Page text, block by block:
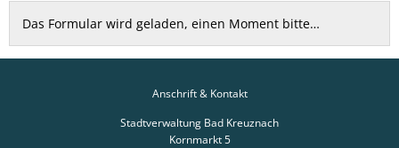
Feedback
Das Formular wird geladen, einen Moment bitte…
Anschrift & Kontakt
Stadtverwaltung Bad Kreuznach
Kornmarkt 5